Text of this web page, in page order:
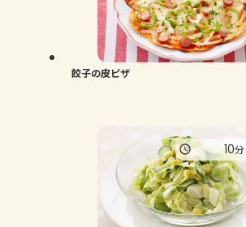
餃子の皮ピザ
10分